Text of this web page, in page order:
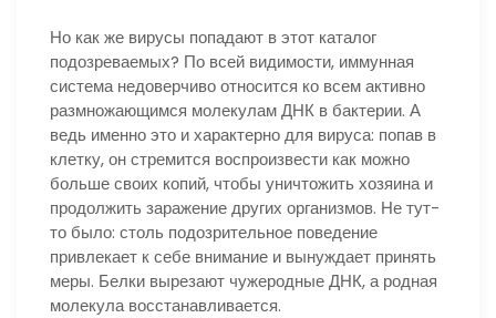
Но как же вирусы попадают в этот каталог
подозреваемых? По всей видимости, иммунная
система недоверчиво относится ко всем активно
размножающимся молекулам ДНК в бактерии. А
ведь именно это и характерно для вируса: попав в
клетку, он стремится воспроизвести как можно
больше своих копий, чтобы уничтожить хозяина и
продолжить заражение других организмов. Не тут-
то было: столь подозрительное поведение
привлекает к себе внимание и вынуждает принять
меры. Белки вырезают чужеродные ДНК, а родная
молекула восстанавливается.